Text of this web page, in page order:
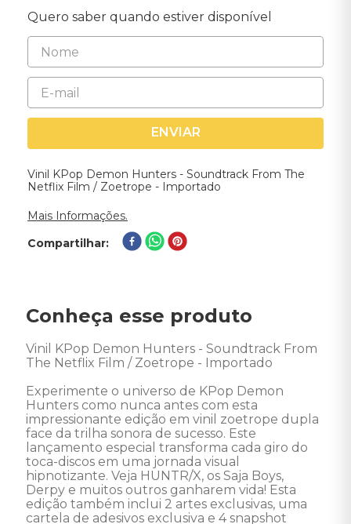
Quero saber quando estiver disponível
ENVIAR
Vinil KPop Demon Hunters - Soundtrack From The
Netflix Film / Zoetrope - Importado
Mais Informações.
Compartilhar
Conheça esse produto
Vinil KPop Demon Hunters - Soundtrack From
The Netflix Film / Zoetrope - Importado
Experimente o universo de KPop Demon
Hunters como nunca antes com esta
impressionante edição em vinil zoetrope dupla
face da trilha sonora de sucesso. Este
lançamento especial transforma cada giro do
toca-discos em uma jornada visual
hipnotizante. Veja HUNTR/X, os Saja Boys,
Derpy e muitos outros ganharem vida! Esta
edição também inclui 2 artes exclusivas, uma
cartela de adesivos exclusiva e 4 snapshot